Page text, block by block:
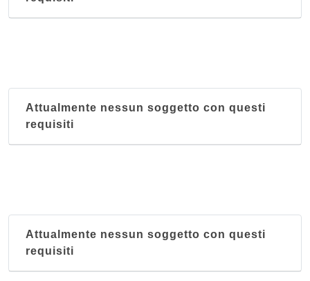
Attualmente nessun soggetto con questi
requisiti
Attualmente nessun soggetto con questi
requisiti